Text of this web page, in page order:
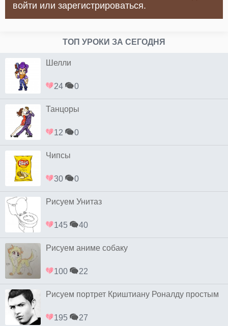
войти или зарегистрироваться.
ТОП УРОКИ ЗА СЕГОДНЯ
Шелли
24 0
Танцоры
12 0
Чипсы
30 0
Рисуем Унитаз
145 40
Рисуем аниме собаку
100 22
Рисуем портрет Криштиану Роналду простым
195 27